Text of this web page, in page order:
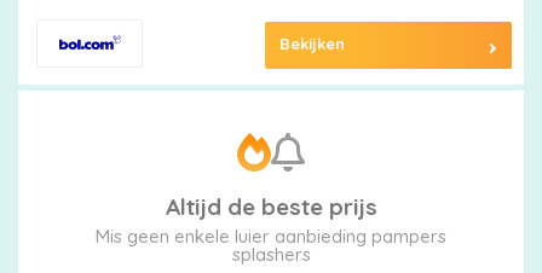
Bekijken
Altijd de beste prijs
Mis geen enkele luier aanbieding pampers
splashers